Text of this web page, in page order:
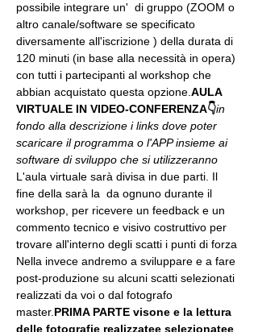
possibile integrare un' di gruppo (ZOOM o
altro canale/software se specificato
diversamente all'iscrizione ) della durata di
120 minuti (in base alla necessità in opera)
con tutti i partecipanti al workshop che
abbian acquistato questa opzione. AULA
VIRTUALE IN VIDEO-CONFERENZA👇in
fondo alla descrizione i links dove poter
scaricare il programma o l'APP insieme ai
software di sviluppo che si utilizzeranno
L'aula virtuale sarà divisa in due parti. Il
fine della sarà la da ognuno durante il
workshop, per ricevere un feedback e un
commento tecnico e visivo costruttivo per
trovare all'interno degli scatti i punti di forza
Nella invece andremo a sviluppare e a fare
post-produzione su alcuni scatti selezionati
realizzati da voi o dal fotografo
master. PRIMA PARTE visone e la lettura
delle fotografie realizzatee selezionatee